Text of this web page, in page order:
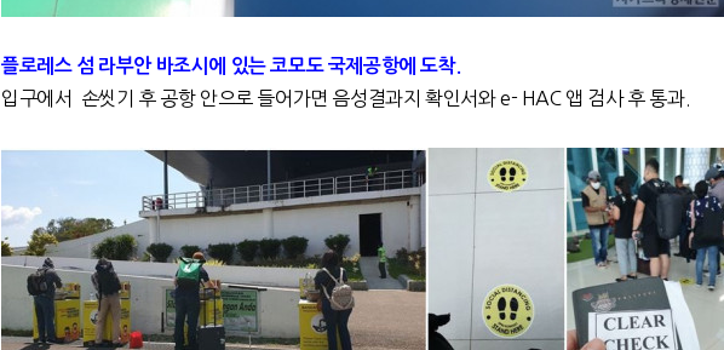
플로레스 섬 라부안 바조시에 있는 코모도 국제공항에 도착.
입구에서 손씻기 후 공항 안으로 들어가면 음성결과지 확인서와 e- HAC 앱 검사 후 통과.